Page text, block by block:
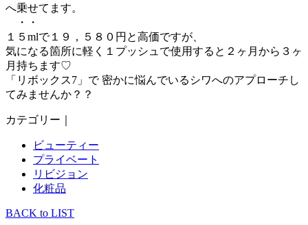
へ乗せてます。
・・
１５mlで１９，５８０円と高価ですが、
気になる箇所に軽く１プッシュで使用すると２ヶ月から３ヶ
月持ちます♡
「リボックス7」で 密かに悩んでいるシワへのアプローチし
てみませんか？？
カテゴリー｜
ビューティー
プライベート
リビジョン
化粧品
BACK to LIST